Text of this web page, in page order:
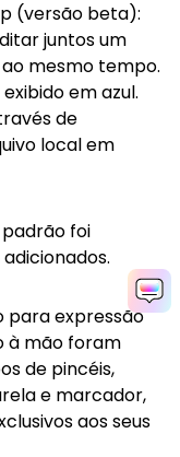
(versão beta):
juntos um
mesmo tempo.
em azul.
de
local em
padrão foi
para expressão
à mão foram
de pincéis,
e marcador,
aos seus